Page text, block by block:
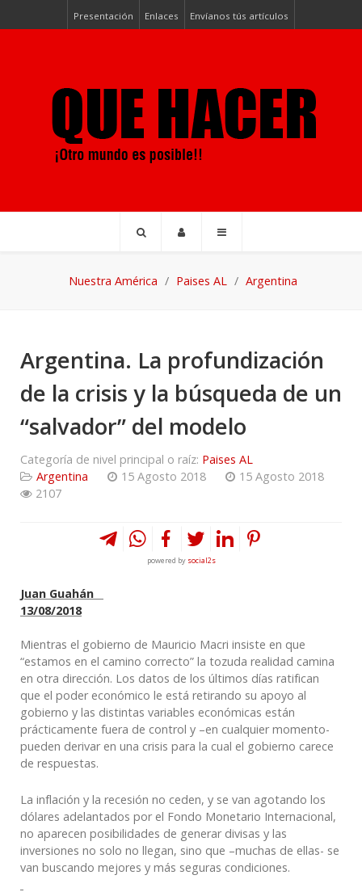
Presentación Enlaces Envíanos tús artículos
Nuestra América Paises AL Argentina
Argentina. La profundización
de la crisis y la búsqueda de un
“salvador” del modelo
Categoría de nivel principal o raíz: Paises AL
Argentina
15 Agosto 2018
15 Agosto 2018
2107
powered by social2s
Juan Guahán
13/08/2018
Mientras el gobierno de Mauricio Macri insiste en que
“estamos en el camino correcto” la tozuda realidad camina
en otra dirección. Los datos de los últimos días ratifican
que el poder económico le está retirando su apoyo al
gobierno y las distintas variables económicas están
prácticamente fuera de control y –en cualquier momento-
pueden derivar en una crisis para la cual el gobierno carece
de respuestas.
La inflación y la recesión no ceden, y se van agotando los
dólares adelantados por el Fondo Monetario Internacional,
no aparecen posibilidades de generar divisas y las
inversiones no solo no llegan, sino que –muchas de ellas- se
van buscando mejores y más seguras condiciones.